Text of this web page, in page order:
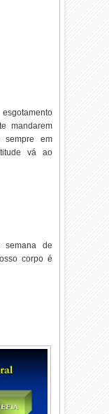
mandarem
em
vá ao
de
corpo é